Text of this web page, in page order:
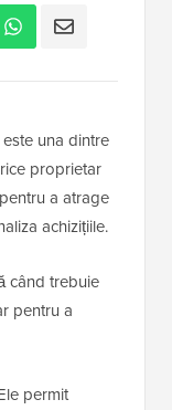
una dintre
proprietar
a atrage
achizițiile.
când trebuie
pentru a
permit